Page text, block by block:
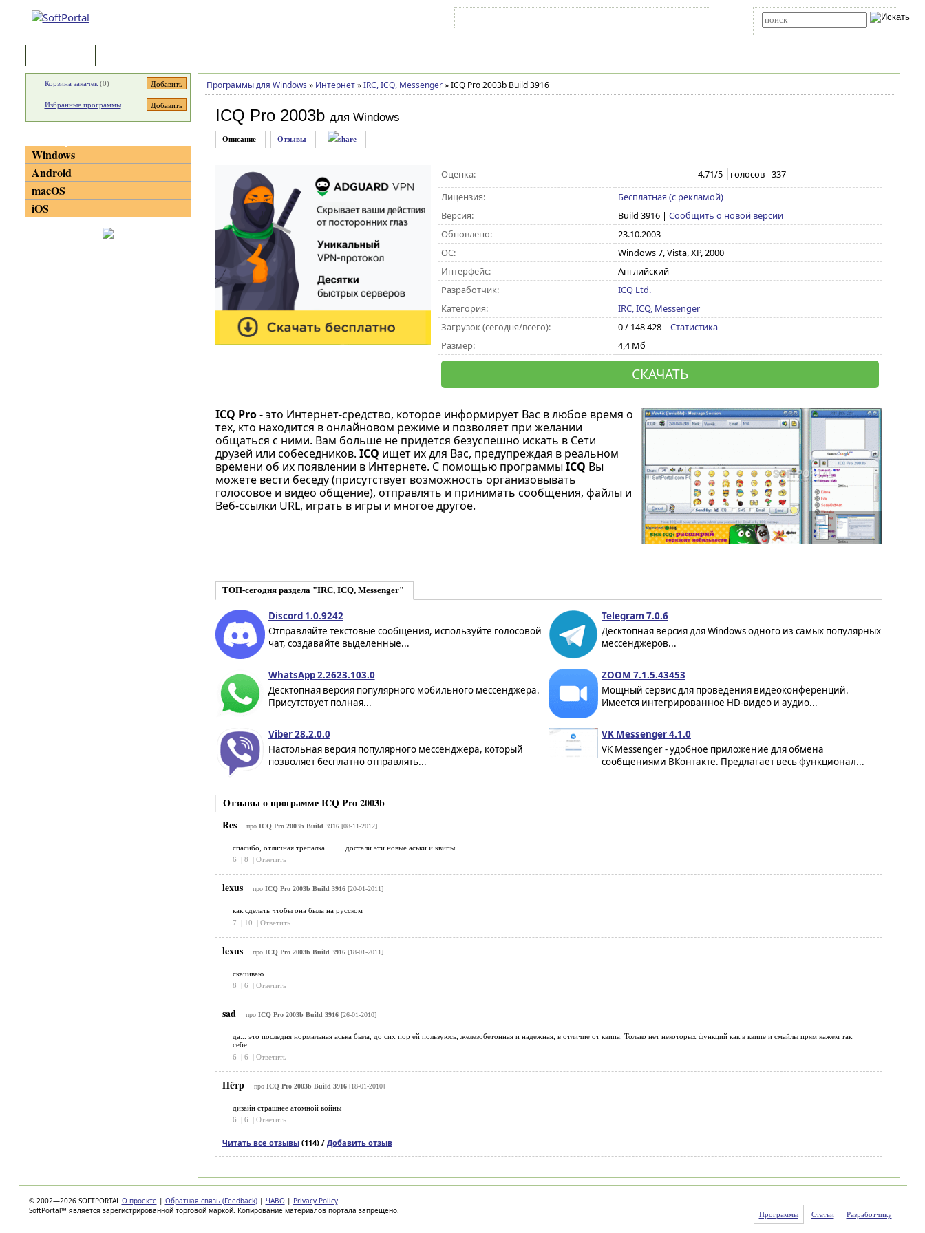
Программы для Windows » Интернет » IRC, ICQ, Messenger »ICQ Pro 2003b Build 3916
ICQ Pro 2003b для Windows
Описание Отзывы
Оценка: 4.71/5 голосов -337
Лицензия:
Бесплатная (с рекламой)
Версия:
Build 3916| Сообщить о новой версии
Обновлено:
23.10.2003
ОС:
Windows 7, Vista, XP, 2000
Интерфейс:
Английский
Разработчик:
ICQ Ltd.
Категория:
IRC, ICQ, Messenger
Загрузок (сегодня/всего):
0 / 148 428 | Статистика
Размер:
4,4 Мб
СКАЧАТЬ
ICQ Pro- это Интернет-средство, которое информирует Вас в любое время о
тех, кто находится в онлайновом режиме и позволяет при желании
общаться с ними. Вам больше не придется безуспешно искать в Сети
друзей или собеседников. ICQ ищет их для Вас, предупреждая в реальном
времени об их появлении в Интернете. С помощью программыICQ Вы
можете вести беседу (присутствует возможность организовывать
голосовое и видео общение), отправлять и принимать сообщения, файлы и
Веб-ссылки URL, играть в игры и многое другое.
ТОП-сегодня раздела "IRC, ICQ, Messenger"
Discord 1.0.9242
Отправляйте текстовые сообщения, используйте голосовой
чат, создавайте выделенные...
Telegram 7.0.6
Десктопная версия для Windows одного из самых популярных
мессенджеров...
WhatsApp 2.2623.103.0
Десктопная версия популярного мобильного мессенджера.
Присутствует полная...
ZOOM 7.1.5.43453
Мощный сервис для проведения видеоконференций.
Имеется интегрированное HD-видео и аудио...
Viber 28.2.0.0
Настольная версия популярного мессенджера, который
позволяет бесплатно отправлять...
VK Messenger 4.1.0
VK Messenger - удобное приложение для обмена
сообщениями ВКонтакте. Предлагает весь функционал...
Отзывы о программе ICQ Pro 2003b
Res
про ICQ Pro 2003b Build 3916[08-11-2012]
спасибо, отличная трепалка..........достали эти новые аськи и квипы
6
8 Ответить
lexus про ICQ Pro 2003b Build 3916[20-01-2011]
как сделать чтобы она была на русском
7
| 10 | Ответить
lexus про ICQ Pro 2003b Build 3916[18-01-2011]
скачиваю
8
6 Ответить
sad про ICQ Pro 2003b Build 3916[26-01-2010]
да... это последня нормальная аська была, до сих пор ей пользуюсь, железобетонная и надежная, в отличие от квипа. Только нет некоторых функций как в квипе и смайлы прям кажем так
себе.
6
| 6 | Ответить
Пётр про ICQ Pro 2003b Build 3916[18-01-2010]
дизайн страшнее атомной войны
6
6 Ответить
Читать все отзывы(114) / Добавить отзыв
Корзина закачек(0)
Избранные программы
Windows
Android
macOS
iOS
© 2002—2026 SOFTPORTAL О проекте | Обратная связь (Feedback) | ЧАВО | Privacy Policy
SoftPortal™ является зарегистрированной торговой маркой. Копирование материалов портала запрещено.
Программы Статьи Разработчику